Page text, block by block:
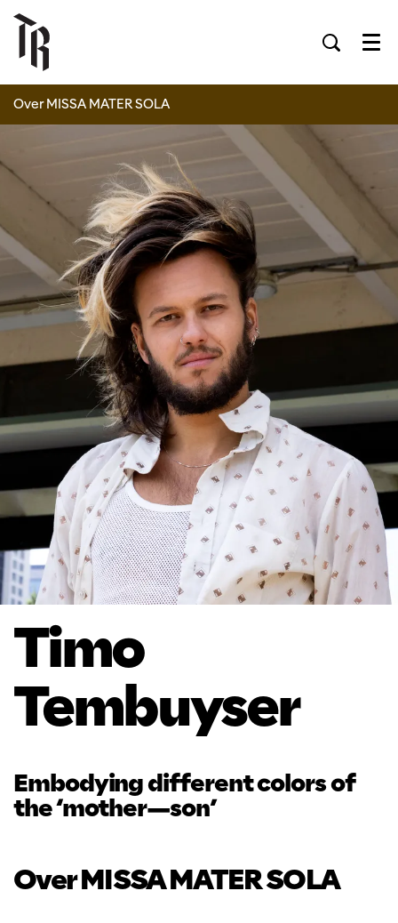
Over MISSA MATER SOLA
Timo
Tembuyser
Embodying different colors of
the ‘mother—son’
Over MISSA MATER SOLA